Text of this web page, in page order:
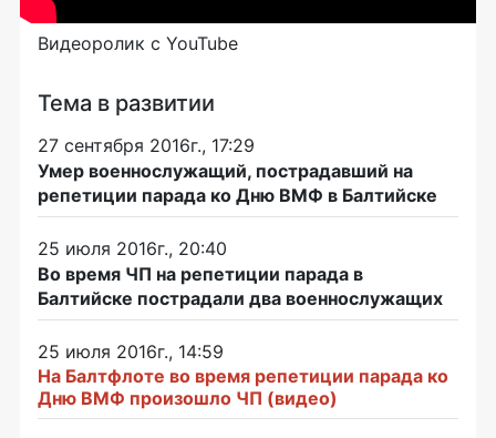
Видеоролик c YouTube
Тема в развитии
27 сентября 2016г., 17:29
Умер военнослужащий, пострадавший на
репетиции парада ко Дню ВМФ в Балтийске
25 июля 2016г., 20:40
Во время ЧП на репетиции парада в
Балтийске пострадали два военнослужащих
25 июля 2016г., 14:59
На Балтфлоте во время репетиции парада ко
Дню ВМФ произошло ЧП (видео)